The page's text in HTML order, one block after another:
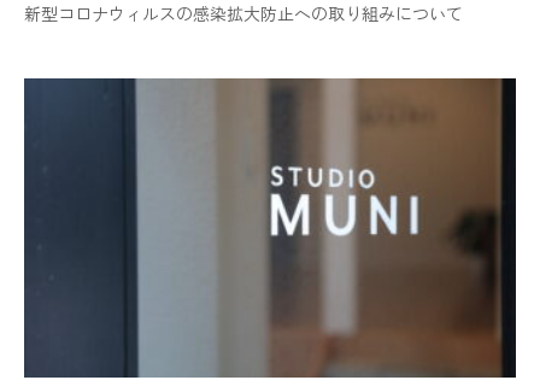
新型コロナウィルスの感染拡大防止への取り組みについて